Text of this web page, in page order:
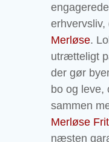
erhvervsliv,
Merløse.
utrætteligt
der gør
bo og leve,
sammen
Merløse
næsten